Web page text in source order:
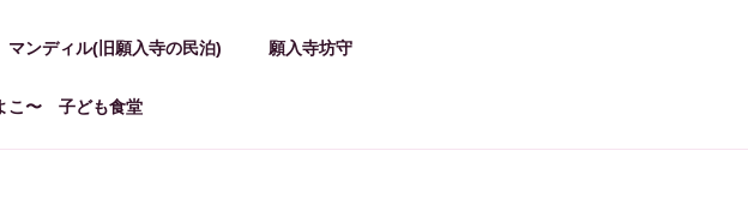
マンディル(旧願入寺の民泊) 願入寺坊守
こ〜 子ども食堂